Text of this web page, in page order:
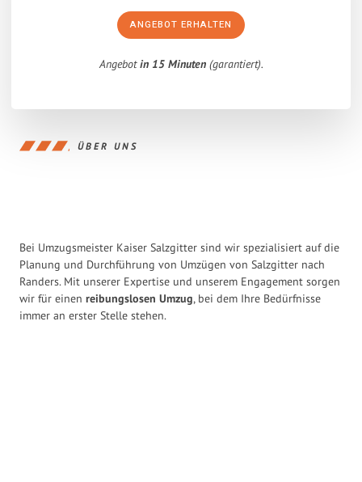
ANGEBOT ERHALTEN
Angebotin 15 Minuten(garantiert).
ÜBER UNS
Bei Umzugsmeister Kaiser Salzgitter sind wir spezialisiert auf die
Planung und Durchführung von Umzügen von Salzgitter nach
Randers. Mit unserer Expertise und unserem Engagement sorgen
wir für einen reibungslosen Umzug, bei dem Ihre Bedürfnisse
immer an erster Stelle stehen.